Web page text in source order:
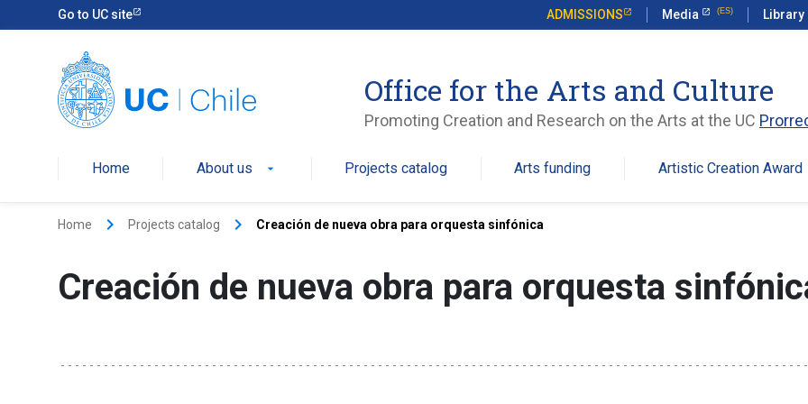
Go to UC site ADMISSIONS Media Library
Office for the Arts and Culture
Promoting Creation and Research on the Arts at the UC
Home About us arrow_drop_down Projects catalog Arts funding Artistic Creation Award
Home keyboard_arrow_right Projects catalog keyboard_arrow_right Creación de nueva obra para orquesta sinfónica
Creación de nueva obra para orquesta